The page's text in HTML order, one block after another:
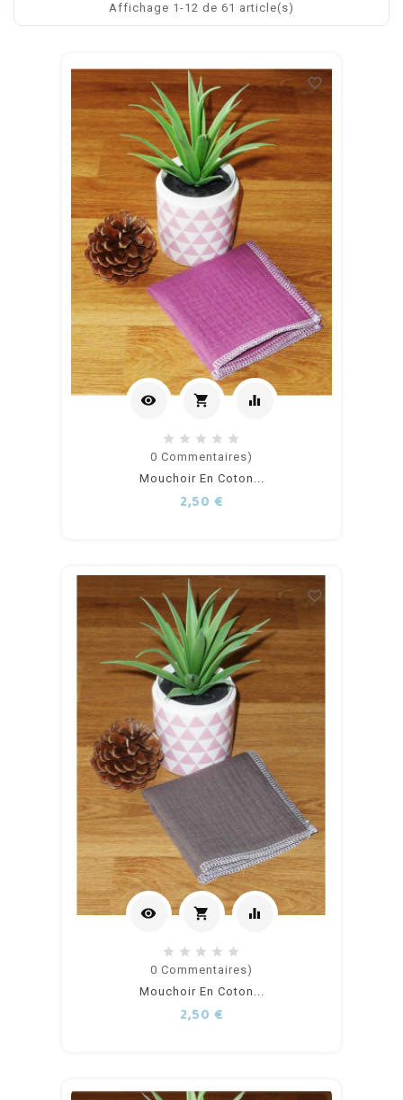
Affichage 1-12 de 61 article(s)
favorite_border
visibility shopping_cart
Ajouter
au
equalizer
0 Commentaires)
Mouchoir En Coton...
2,50 €
favorite_border
visibility shopping_cart
Ajouter
au
equalizer
0 Commentaires)
Mouchoir En Coton...
2,50 €